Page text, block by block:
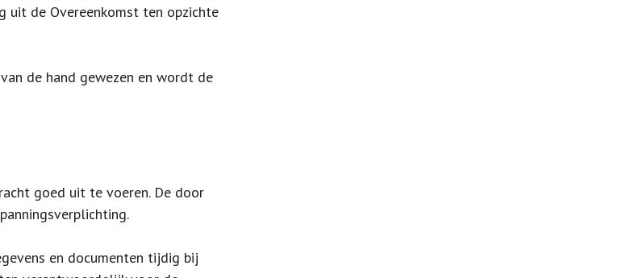
uit de Overeenkomst ten opzichte
de hand gewezen en wordt de
goed uit te voeren. De door
en documenten tijdig bij